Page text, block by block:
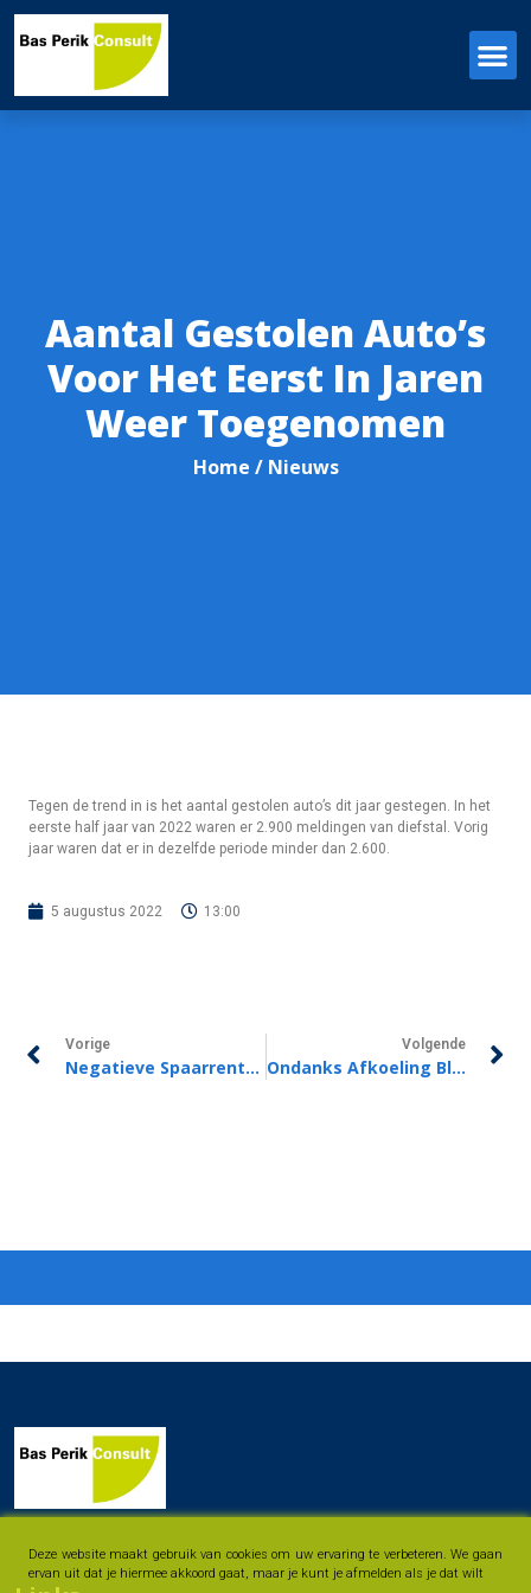
Aantal Gestolen Auto’s
Voor Het Eerst In Jaren
Weer Toegenomen
Home / Nieuws
Tegen de trend in is het aantal gestolen auto’s dit jaar gestegen. In het
eerste half jaar van 2022 waren er 2.900 meldingen van diefstal. Vorig
jaar waren dat er in dezelfde periode minder dan 2.600.
5 augustus 2022 13:00
Vorige
Negatieve Spaarrente Bij Veel Banken Bijna Verleden Tijd
Volgende
Ondanks Afkoeling Blijven Er Zorgen Over De Woningmarkt
Deze website maakt gebruik van cookies om uw ervaring te verbeteren. We gaan
ervan uit dat je hiermee akkoord gaat, maar je kunt je afmelden als je dat wilt